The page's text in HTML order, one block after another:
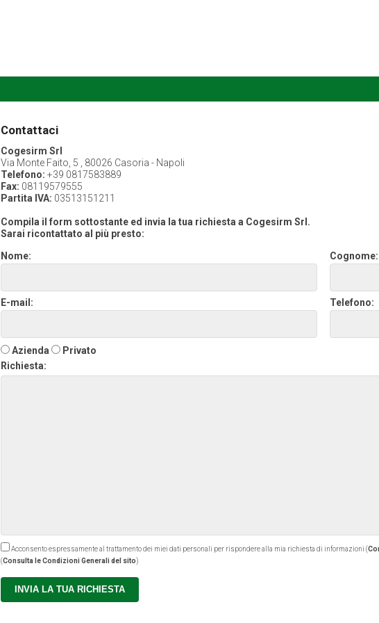
Contattaci
Cogesirm Srl
Via Monte Faito, 5 , 80026 Casoria - Napoli
Telefono: +39 0817583889
Fax: 08119579555
Partita IVA: 03513151211
Compila il form sottostante ed invia la tua richiesta a Cogesirm Srl.
Sarai ricontattato al più presto:
Nome:
Cognome:
E-mail: Telefono:
Azienda
Privato
Richiesta:
Acconsento espressamente al trattamento dei miei dati personali per rispondere alla mia richiesta di informazioni (
(Consulta le Condizioni Generali del sito)
INVIA LA TUA RICHIESTA